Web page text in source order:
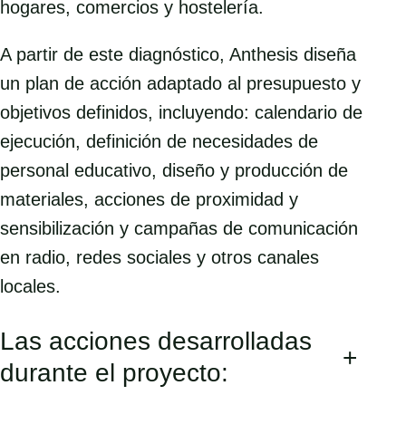
hogares, comercios y hostelería.
A partir de este diagnóstico, Anthesis diseña
un plan de acción adaptado al presupuesto y
objetivos definidos, incluyendo: calendario de
ejecución, definición de necesidades de
personal educativo, diseño y producción de
materiales, acciones de proximidad y
sensibilización y campañas de comunicación
en radio, redes sociales y otros canales
locales.
Las acciones desarrolladas
durante el proyecto:
+